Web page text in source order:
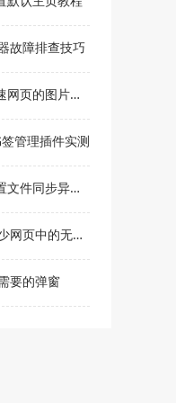
故障排查技巧
的图片加载
管理插件实测
异常解决方案
用JavaScript加载
要的弹窗